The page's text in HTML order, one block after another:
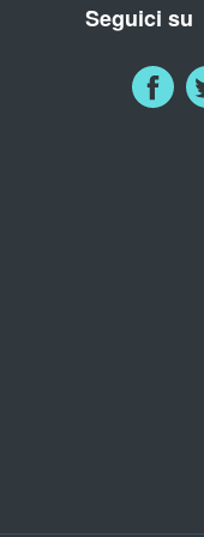
Seguici su